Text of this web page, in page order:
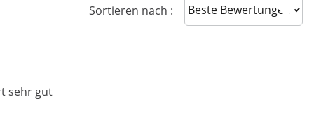
Sortieren nach : Sort reviews
sehr gut